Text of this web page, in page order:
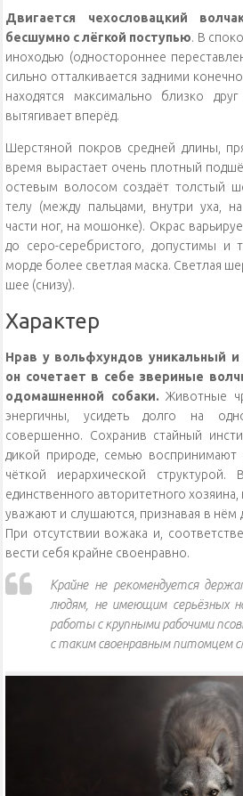
Двигается чехословацкий
бесшумно с лёгкой поступью. В
иноходью (одностороннее
сильно отталкивается задними
находятся максимально близко
вытягивает вперёд.
Шерстяной покров средней длины,
время вырастает очень плотный
остевым волосом создаёт толстый
телу (между пальцами, внутри уха,
части ног, на мошонке). Окрас
до серо-серебристого, допустимы и
морде более светлая маска. Светлая
шее (снизу).
Характер
Нрав у вольфхундов уникальный
он сочетает в себе звериные
одомашненной собаки. Животные
энергичны, усидеть долго на
совершенно. Сохранив стайный
дикой природе, семью воспринимают
чёткой иерархической
единственного авторитетного
уважают и слушаются, признавая в
При отсутствии вожака и,
вести себя крайне своенравно.
Крайне не рекомендуется
людям, не имеющим серьёзных
работы с крупными рабочими
с таким своенравным питомцем